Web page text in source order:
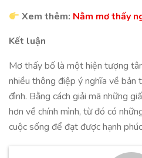
Xem thêm: Nằm mơ thấy
Kết luận
Mơ thấy bố là một hiện tượng
nhiều thông điệp ý nghĩa về bản
đình. Bằng cách giải mã những
hơn về chính mình, từ đó có
cuộc sống để đạt được hạnh